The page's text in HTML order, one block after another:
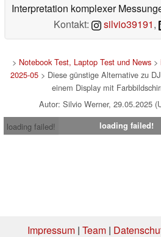
Interpretation komplexer
Kontakt:
silvio39191,
> Notebook Test, Laptop Test und News>
2025-05 > Diese günstige Alternative zu
einem Display mit
Autor: Silvio Werner, 29.05.2025
loading failed!
loading failed!
Impressum| Team|